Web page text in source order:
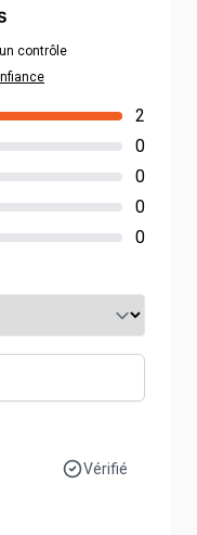
contrôle
2
0
0
0
0
Vérifié